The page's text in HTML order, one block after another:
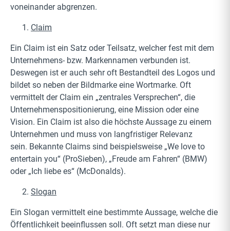
voneinander abgrenzen.
Claim
Ein Claim ist ein Satz oder Teilsatz, welcher fest mit dem
Unternehmens- bzw. Markennamen verbunden ist.
Deswegen ist er auch sehr oft Bestandteil des Logos und
bildet so neben der Bildmarke eine Wortmarke. Oft
vermittelt der Claim ein „zentrales Versprechen“, die
Unternehmenspositionierung, eine Mission oder eine
Vision. Ein Claim ist also die höchste Aussage zu einem
Unternehmen und muss von langfristiger Relevanz
sein. Bekannte Claims sind beispielsweise „We love to
entertain you“ (ProSieben), „Freude am Fahren“ (BMW)
oder „Ich liebe es“ (McDonalds).
Slogan
Ein Slogan vermittelt eine bestimmte Aussage, welche die
Öffentlichkeit beeinflussen soll. Oft setzt man diese nur